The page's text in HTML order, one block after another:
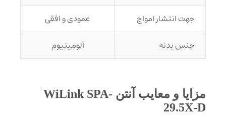
جهت انتشار امواج
عمودی و افقی
جنس بدنه
آلومینیوم
مزایا و معایب آنتن WiLink SPA-
29.5X-D